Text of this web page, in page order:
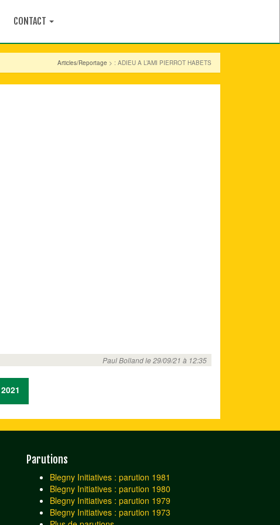
CONTACT
Articles/Reportage > : ADIEU A L’AMI PIERROT HABETS
Paul Bolland le 29/09/21 à 12:35
Parutions
Blegny Initiatives : parution 1981
Blegny Initiatives : parution 1980
Blegny Initiatives : parution 1979
Blegny Initiatives : parution 1973